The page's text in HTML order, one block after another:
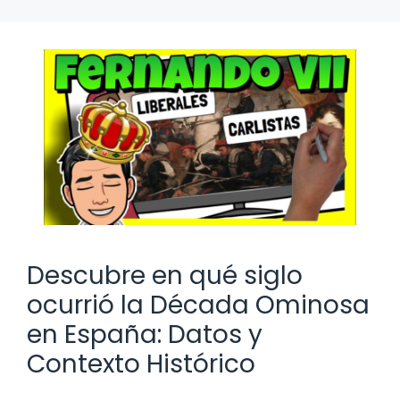
Descubre en qué siglo
ocurrió la Década Ominosa
en España: Datos y
Contexto Histórico